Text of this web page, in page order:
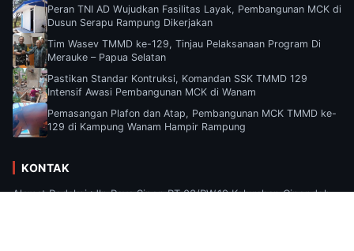
Peran TNI AD Wujudkan Fasilitas Layak, Pembangunan MCK di
Dusun Serapu Rampung Dikerjakan
Tim Wasev TMMD ke-129, Tinjau Pelaksanaan Program Di
Merauke – Papua Selatan
Pastikan Standar Kontruksi, Komandan SSK TMMD 129
Intensif Awasi Pembangunan MCK di Wanam
Pemasangan Plafon dan Atap, Pembangunan MCK TMMD ke-
129 di Kampung Wanam Hampir Rampung
KONTAK
Alamat Redaksi :Jln Raya Sipon RT.03/RW.19 Kelurahan Cipondoh,